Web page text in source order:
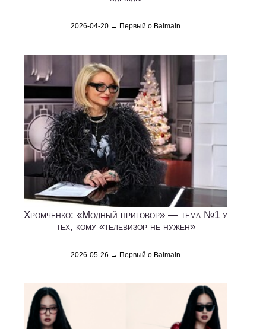
2026-04-20 → Первый о Balmain
Хромченко: «Модный приговор» — тема №1 у
тех, кому «телевизор не нужен»
2026-05-26 → Первый о Balmain